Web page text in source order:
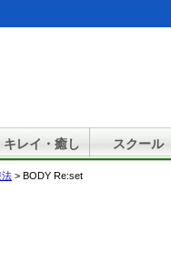
キレイ・癒し スクール
法 > BODY Re:set